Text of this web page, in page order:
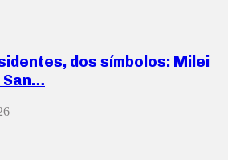
dos símbolos: Milei
San…